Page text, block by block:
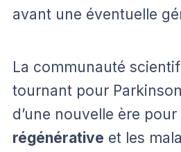
avant une éventuelle
La communauté
tournant pour
d’une nouvelle ère pour
régénérative et les